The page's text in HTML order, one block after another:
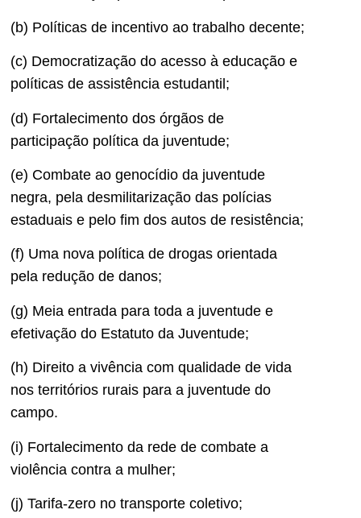
(b) Políticas de incentivo ao trabalho decente;
(c) Democratização do acesso à educação e
políticas de assistência estudantil;
(d) Fortalecimento dos órgãos de
participação política da juventude;
(e) Combate ao genocídio da juventude
negra, pela desmilitarização das polícias
estaduais e pelo fim dos autos de resistência;
(f) Uma nova política de drogas orientada
pela redução de danos;
(g) Meia entrada para toda a juventude e
efetivação do Estatuto da Juventude;
(h) Direito a vivência com qualidade de vida
nos territórios rurais para a juventude do
campo.
(i) Fortalecimento da rede de combate a
violência contra a mulher;
(j) Tarifa-zero no transporte coletivo;